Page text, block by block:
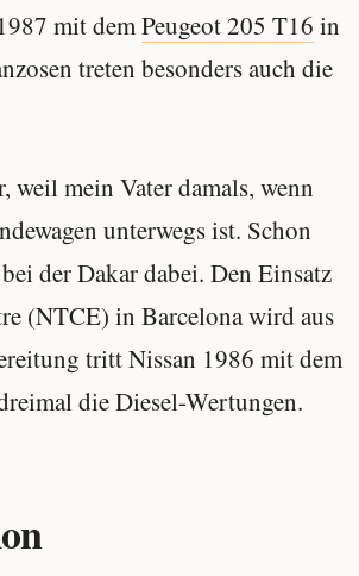
mit dem Peugeot 205 T16 in
treten besonders auch die
mein Vater damals, wenn
unterwegs ist. Schon
der Dakar dabei. Den Einsatz
(NTCE) in Barcelona wird aus
tritt Nissan 1986 mit dem
die Diesel-Wertungen.